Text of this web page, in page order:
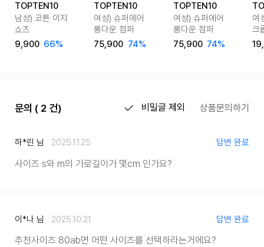
TOPTEN10
남성) 코튼 이지
쇼츠
9,900 66%
TOPTEN10
여성) 슈퍼에어
롱다운 점퍼
75,900 74%
TOPTEN10
여성) 슈퍼에어
롱다운 점퍼
75,900 74%
여
크
문의 ( 2 건) 비밀글 제외 상품문의하기
하*린 님 2025.11.25 답변 완료
사이즈 s와 m의 가로길이가 몇cm 인가요?
이*나 님 2025.10.21 답변 완료
추천사이즈 80ab면 어떤 사이즈를 선택하라는거에요?